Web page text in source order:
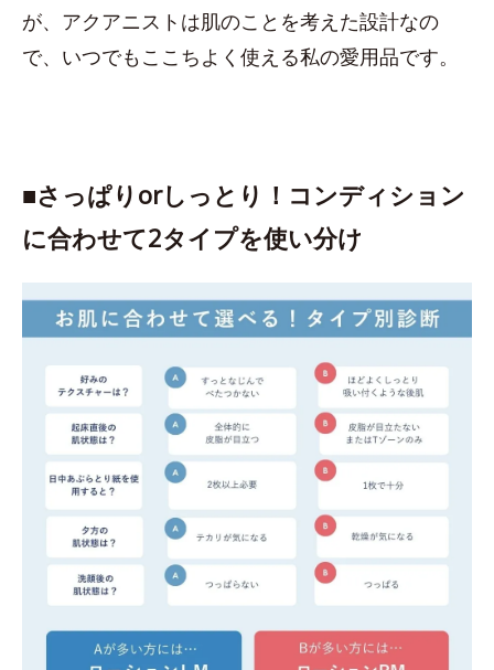
が、アクアニストは肌のことを考えた設計なの
で、いつでもここちよく使える私の愛用品です。
■さっぱりorしっとり！コンディション
に合わせて2タイプを使い分け